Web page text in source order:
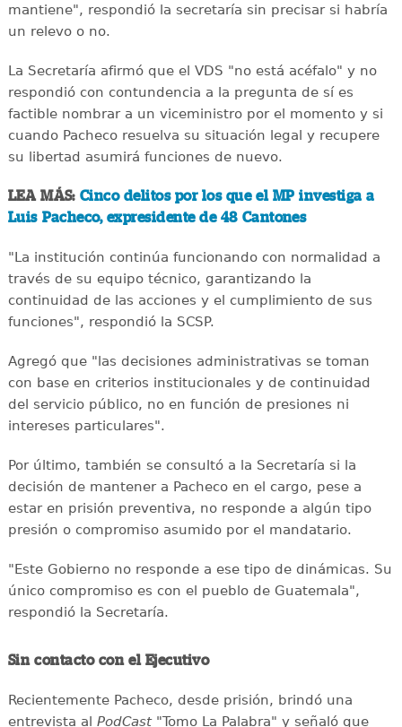
mantiene", respondió la secretaría sin precisar si habría
un relevo o no.
La Secretaría afirmó que el VDS "no está acéfalo" y no
respondió con contundencia a la pregunta de sí es
factible nombrar a un viceministro por el momento y si
cuando Pacheco resuelva su situación legal y recupere
su libertad asumirá funciones de nuevo.
LEA MÁS: Cinco delitos por los que el MP investiga a
Luis Pacheco, expresidente de 48 Cantones
"La institución continúa funcionando con normalidad a
través de su equipo técnico, garantizando la
continuidad de las acciones y el cumplimiento de sus
funciones", respondió la SCSP.
Agregó que "las decisiones administrativas se toman
con base en criterios institucionales y de continuidad
del servicio público, no en función de presiones ni
intereses particulares".
Por último, también se consultó a la Secretaría si la
decisión de mantener a Pacheco en el cargo, pese a
estar en prisión preventiva, no responde a algún tipo
presión o compromiso asumido por el mandatario.
"Este Gobierno no responde a ese tipo de dinámicas. Su
único compromiso es con el pueblo de Guatemala",
respondió la Secretaría.
Sin contacto con el Ejecutivo
Recientemente Pacheco, desde prisión, brindó una
entrevista al PodCast "Tomo La Palabra" y señaló que